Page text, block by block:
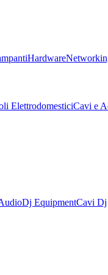
Hardware
ElettrodomesticiCavi e
Dj EquipmentCavi Dj